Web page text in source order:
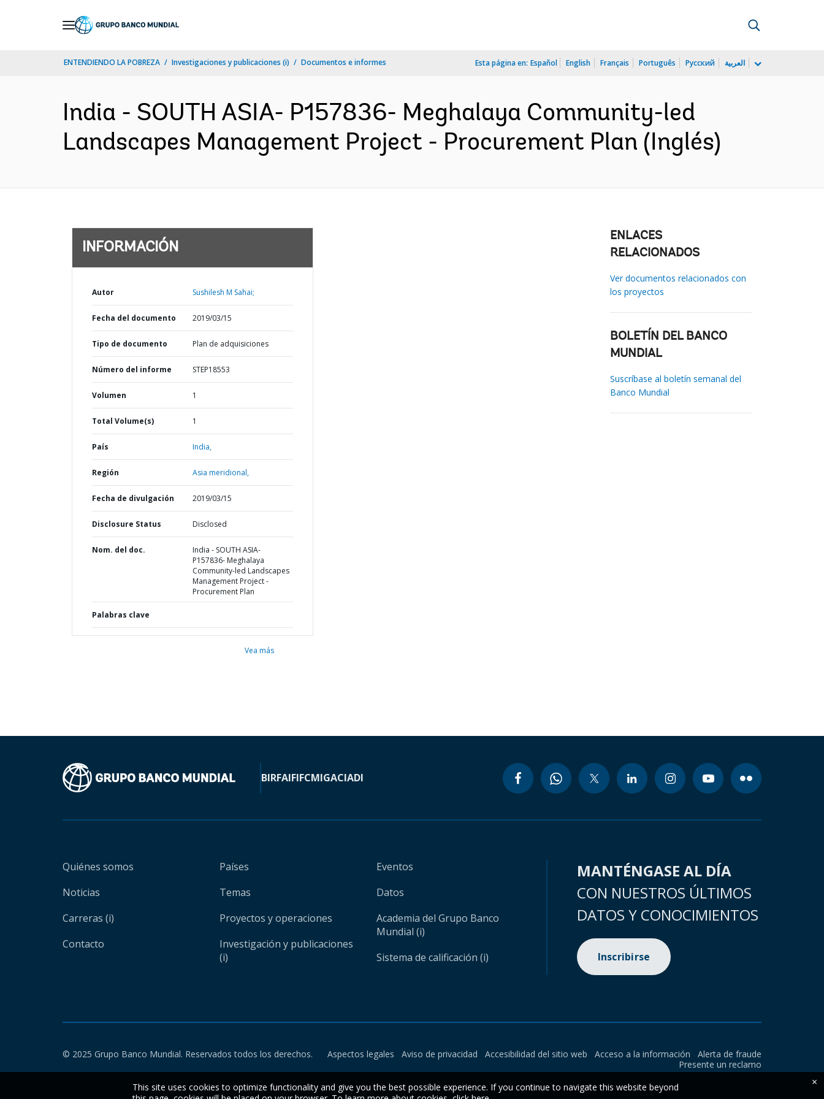
ENTENDIENDO LA POBREZA Investigaciones y publicaciones (i) Documentos e informes Esta página en: Español English Français Português Русский العربية
India - SOUTH ASIA- P157836- Meghalaya Community-led
Landscapes Management Project - Procurement Plan (Inglés)
INFORMACIÓN
Autor Sushilesh M Sahai;
Fecha del documento 2019/03/15
Tipo de documento Plan de adquisiciones
Número del informe STEP18553
Volumen 1
Total Volume(s) 1
País India,
Región Asia meridional,
Fecha de divulgación 2019/03/15
Disclosure Status Disclosed
Nom. del doc.
India - SOUTH ASIA-
P157836- Meghalaya
Community-led Landscapes
Management Project -
Procurement Plan
Palabras clave
Vea más
ENLACES
RELACIONADOS
Ver documentos relacionados con
los proyectos
BOLETÍN DEL BANCO
MUNDIAL
Suscríbase al boletín semanal del
Banco Mundial
BIRFAIFIFCMIGACIADI
Quiénes somos
Noticias
Carreras (i)
Contacto
Países
Temas
Proyectos y operaciones
Investigación y publicaciones
(i)
Eventos
Datos
Academia del Grupo Banco
Mundial (i)
Sistema de calificación (i)
MANTÉNGASE AL DÍA
CON NUESTROS ÚLTIMOS
DATOS Y CONOCIMIENTOS
Inscribirse
© 2025 Grupo Banco Mundial. Reservados todos los derechos. Aspectos legales Aviso de privacidad Accesibilidad del sitio web Acceso a la información
Alerta de fraude
Presente un reclamo
This site uses cookies to optimize functionality and give you the best possible experience. If you continue to navigate this website beyond
×